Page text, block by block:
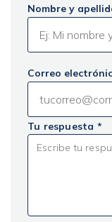
Nombre y
Correo
Tu respuesta *